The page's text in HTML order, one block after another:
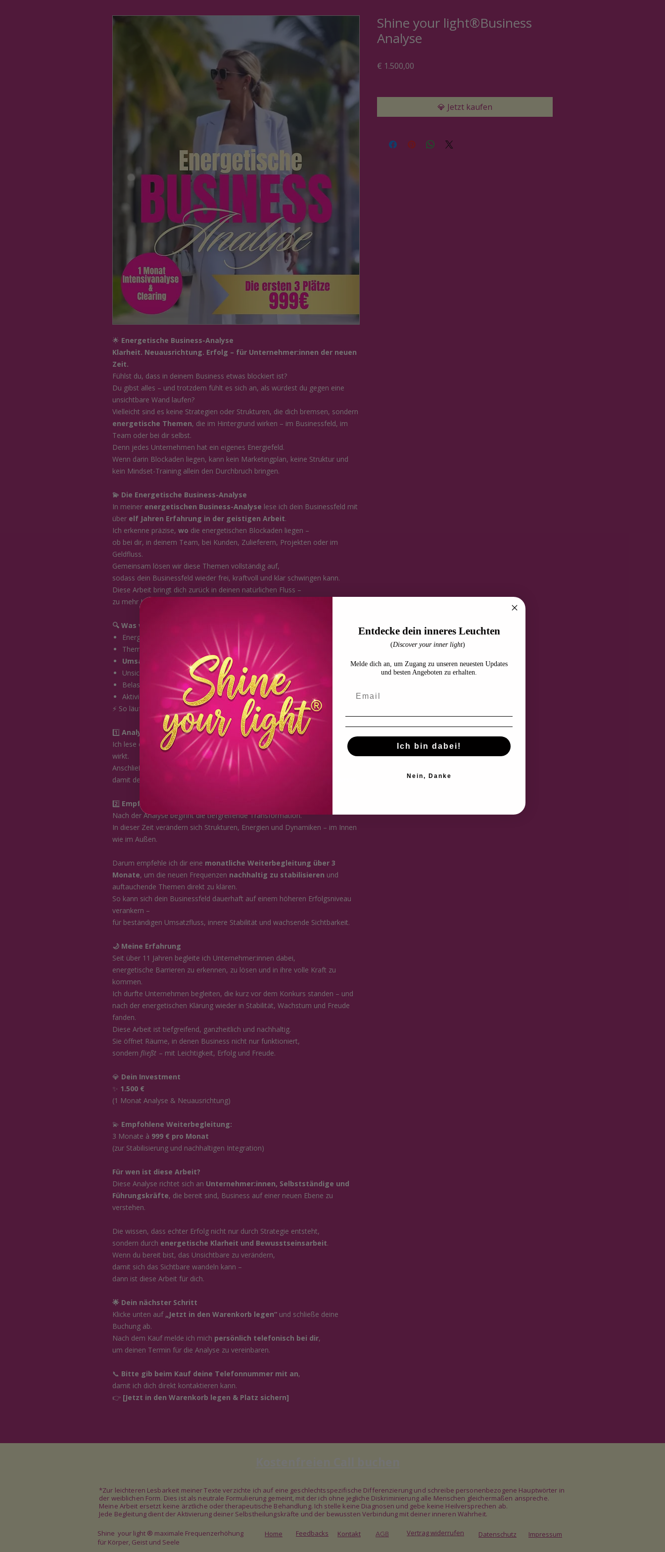
🌟 Energetische Business-Analyse
Klarheit. Neuausrichtung. Erfolg – für Unternehmer:innen der neuen
Zeit.
Fühlst du, dass in deinem Business etwas blockiert ist?
Du gibst alles – und trotzdem fühlt es sich an, als würdest du gegen eine
unsichtbare Wand laufen?
Vielleicht sind es keine Strategien oder Strukturen, die dich bremsen, sondern
energetische Themen, die im Hintergrund wirken – im Businessfeld, im
Team oder bei dir selbst.
Denn jedes Unternehmen hat ein eigenes Energiefeld.
Wenn darin Blockaden liegen, kann kein Marketingplan, keine Struktur und
kein Mindset-Training allein den Durchbruch bringen.
💫 Die Energetische Business-Analyse
In meiner energetischen Business-Analyse lese ich dein Businessfeld mit
über elf Jahren Erfahrung in der geistigen Arbeit.
Ich erkenne präzise, wo die energetischen Blockaden liegen –
ob bei dir, in deinem Team, bei Kunden, Zulieferern, Projekten oder im
Geldfluss.
Gemeinsam lösen wir diese Themen vollständig auf,
sodass dein Businessfeld wieder frei, kraftvoll und klar schwingen kann.
Diese Arbeit bringt dich zurück in deinen natürlichen Fluss –
zu mehr Leichtigkeit, Klarheit, Sichtbarkeit und Umsatz.
🔍 Was wir in der Analyse sichtbar machen
Energetische
Blockaden & Verstrickungen
Themen in
Führung, Team oder Kommunikation
Umsatz- und Geldflussblockaden
Unsichtbare Hindernisse inSichtbarkeit & Marketing
Belastende Energien aus alten Strukturen oder Partnerschaften
Aktivierung neuer Aufträge, Projekte und Umsatzfelder
⚡ So läuft der Prozess ab
1️⃣ Analyse & Neuausrichtung
Ich lese dein Businessfeld und erkenne genau, was gerade im Hintergrund
wirkt.
Anschließend erfolgt die
energetische Klärung & Neuausrichtung
damit dein Unternehmen wieder in Harmonie und Erfolgsschwingung kommt.
2️⃣ Empfohlene Weiterbegleitung – 3 Monate
Nach der Analyse beginnt die tiefgreifende Transformation.
In dieser Zeit verändern sich Strukturen, Energien und Dynamiken – im Innen
wie im Außen.
Darum empfehle ich dir eine monatliche Weiterbegleitung über 3
Monate, um die neuen Frequenzen nachhaltig zu stabilisieren und
auftauchende Themen direkt zu klären.
So kann sich dein Businessfeld dauerhaft auf einem höheren Erfolgsniveau
verankern –
für beständigen Umsatzfluss, innere Stabilität und wachsende Sichtbarkeit.
🌙 Meine Erfahrung
Seit über 11 Jahren begleite ich Unternehmer:innen dabei,
energetische Barrieren zu erkennen, zu lösen und in ihre volle Kraft zu
kommen.
Ich durfte Unternehmen begleiten, die kurz vor dem Konkurs standen – und
nach der energetischen Klärung wieder in Stabilität, Wachstum und Freude
fanden.
Diese Arbeit ist tiefgreifend, ganzheitlich und nachhaltig.
Sie öffnet Räume, in denen Business nicht nur funktioniert,
sondern fließt – mit Leichtigkeit, Erfolg und Freude.
💎 Dein Investment
✨ 1.500 €
(1 Monat Analyse & Neuausrichtung)
💫 Empfohlene Weiterbegleitung:
3 Monate à 999 € pro Monat
(zur Stabilisierung und nachhaltigen Integration)
Für wen ist diese Arbeit?
Diese Analyse richtet sich an Unternehmer:innen, Selbstständige und
Führungskräfte, die bereit sind, Business auf einer neuen Ebene zu
verstehen.
Die wissen, dass echter Erfolg nicht nur durch Strategie entsteht,
sondern durch energetische Klarheit und Bewusstseinsarbeit.
Wenn du bereit bist, das Unsichtbare zu verändern,
damit sich das Sichtbare wandeln kann –
dann ist diese Arbeit für dich.
🌟 Dein nächster Schritt
Klicke unten auf „Jetzt in den Warenkorb legen“ und schließe deine
Buchung ab.
Nach dem Kauf melde ich mich persönlich telefonisch bei dir,
um deinen Termin für die Analyse zu vereinbaren.
📞 Bitte gib beim Kauf deine Telefonnummer mit an,
damit ich dich direkt kontaktieren kann.
👉 [Jetzt in den Warenkorb legen & Platz sichern]
Shine your light®Business
Analyse
€ 1.500,00
💎 Jetzt kaufen
*Zur leichteren Lesbarkeit meiner Texte verzichte ich auf eine geschlechtsspezifische Differenzierung und schreibe personenbezogene Hauptwörter in
der weiblichen Form. Dies ist als neutrale Formulierung gemeint, mit der ich ohne jegliche Diskriminierung alle Menschen gleichermaßen anspreche.
Meine Arbeit ersetzt keine ärztliche oder therapeutische Behandlung. Ich stelle keine Diagnosen und gebe keine Heilversprechen ab.
Jede Begleitung dient der Aktivierung deiner Selbstheilungskräfte und der bewussten Verbindung mit deiner inneren Wahrheit.
Shine your light ® maximale Frequenzerhöhung
für Körper, Geist und Seele
Home Feedbacks Kontakt AGB Vertrag widerrufen Datenschutz Impressum
Entdecke dein inneres Leuchten
(Discover your inner light)
Melde dich an, um Zugang zu unseren neuesten Updates
und besten Angeboten zu erhalten.
Ich bin dabei!
Nein, Danke